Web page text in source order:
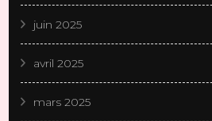
juin 2025
avril 2025
mars 2025